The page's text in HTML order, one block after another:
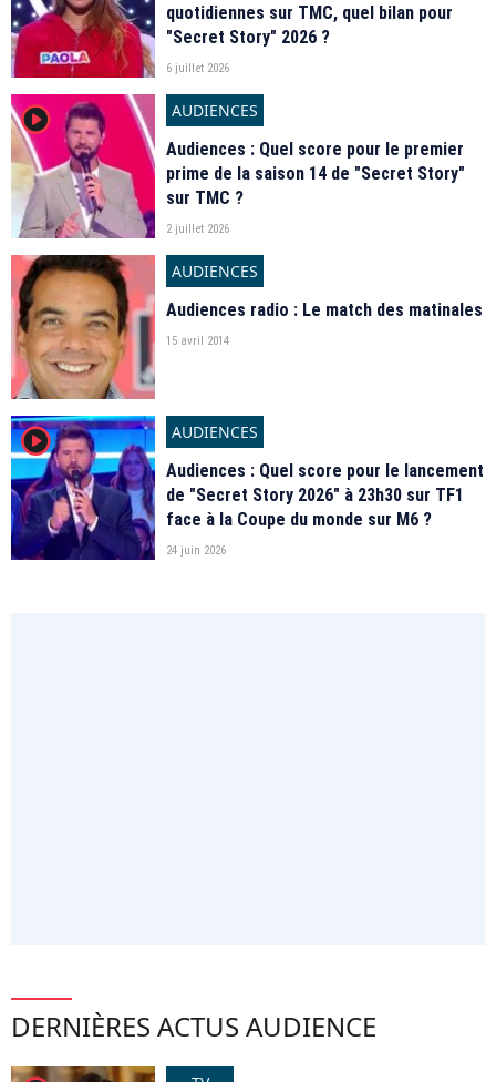
quotidiennes sur TMC, quel bilan pour
"Secret Story" 2026 ?
6 juillet 2026
player2
AUDIENCES
Audiences : Quel score pour le premier
prime de la saison 14 de "Secret Story"
sur TMC ?
2 juillet 2026
AUDIENCES
Audiences radio : Le match des matinales
15 avril 2014
player2
AUDIENCES
Audiences : Quel score pour le lancement
de "Secret Story 2026" à 23h30 sur TF1
face à la Coupe du monde sur M6 ?
24 juin 2026
DERNIÈRES ACTUS AUDIENCE